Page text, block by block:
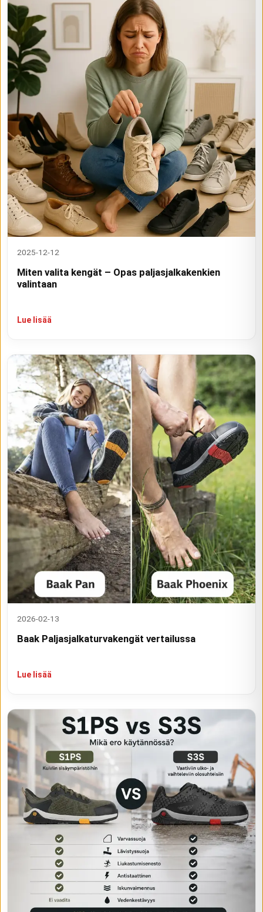
2025-12-12
Miten valita kengät – Opas paljasjalkakenkien
valintaan
Lue lisää
2026-02-13
Baak Paljasjalkaturvakengät vertailussa
Lue lisää